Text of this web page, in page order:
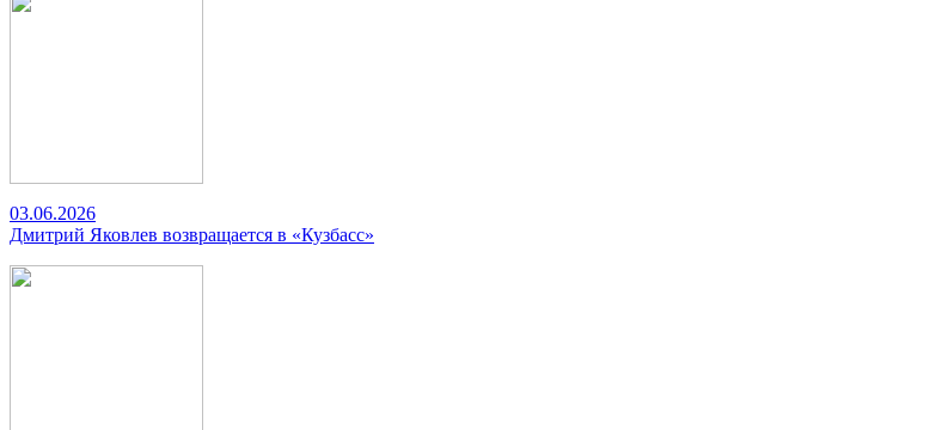
03.06.2026
Дмитрий Яковлев возвращается в «Кузбасс»